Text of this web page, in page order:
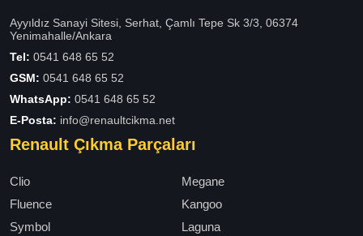
Ayyıldız Sanayi Sitesi, Serhat, Çamlı Tepe Sk 3/3, 06374
Yenimahalle/Ankara
Tel: 0541 648 65 52
GSM: 0541 648 65 52
WhatsApp: 0541 648 65 52
E-Posta: info@renaultcikma.net
Renault Çıkma Parçaları
Clio
Megane
Fluence
Kangoo
Symbol
Laguna